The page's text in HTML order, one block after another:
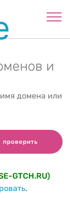
и
домена или
проверить
GTCH.RU)
.